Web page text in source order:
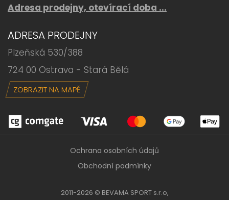
Adresa prodejny, otevírací doba ...
ADRESA PRODEJNY
Plzeňská 530/388
724 00 Ostrava - Stará Bělá
ZOBRAZIT NA MAPĚ
2011-2026 © BEVAMA SPORT s.r.o,
Ochrana osobních údajů
Obchodní podmínky